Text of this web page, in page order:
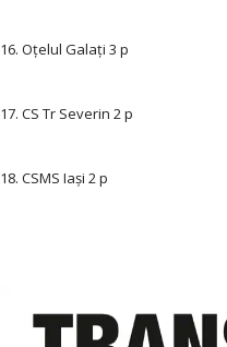
16. Oţelul Galaţi 3 p
17. CS Tr Severin 2 p
18. CSMS Iași 2 p